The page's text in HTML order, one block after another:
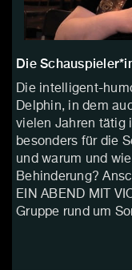
Die
Die intelligent-
Delphin, in dem
vielen Jahren tätig
besonders für die
und warum und
Behinderung?
EIN ABEND MIT
Gruppe rund um